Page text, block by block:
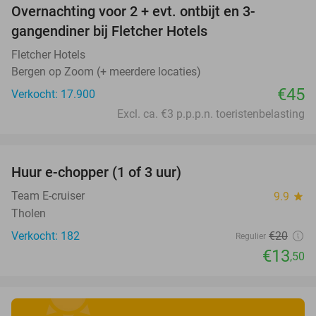
Overnachting voor 2 + evt. ontbijt en 3-
gangendiner bij Fletcher Hotels
Fletcher Hotels
Bergen op Zoom (+ meerdere locaties)
Verkocht: 17.900
€45
Excl. ca. €3 p.p.p.n. toeristenbelasting
Huur e-chopper (1 of 3 uur)
Team E-cruiser 9.9 star
Tholen
Verkocht: 182
Regulier €20
€13,50